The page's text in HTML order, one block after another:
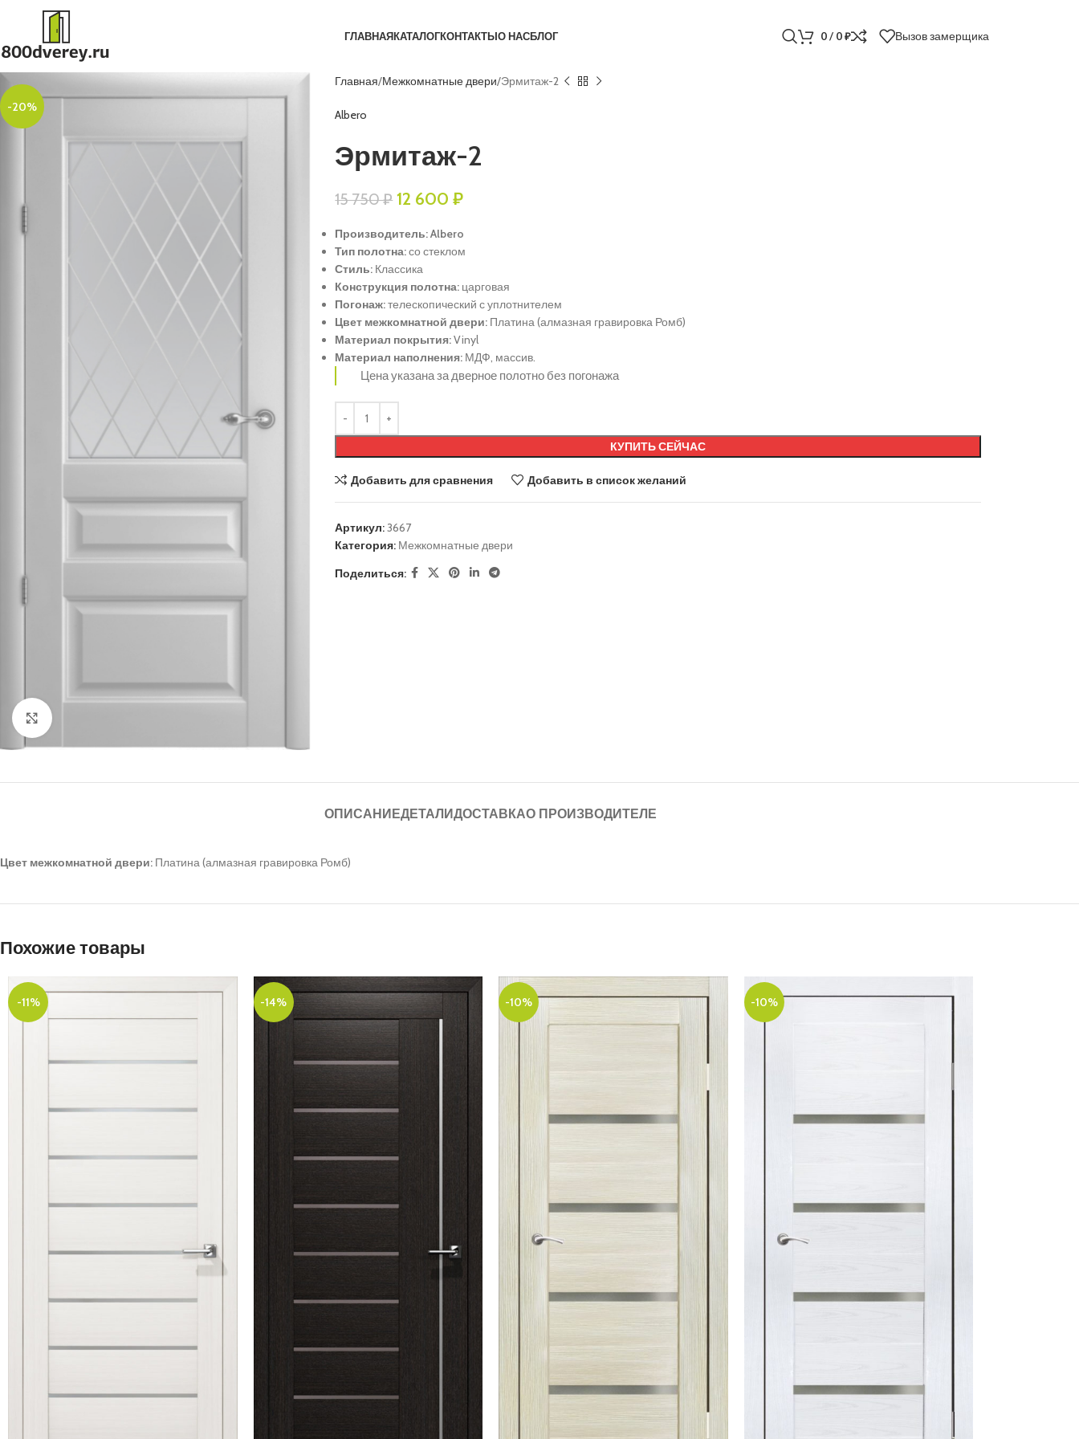
ГЛАВНАЯКАТАЛОГКОНТАКТЫО НАСБЛОГ 0/ 0₽ Вызов замерщика
-20%
Главная Межкомнатные двери Эрмитаж-2
Albero
Эрмитаж-2
15 750₽ 12 600₽
Производитель: Albero
Тип полотна:со стеклом
Стиль: Классика
Конструкция полотна: царговая
Погонаж:телескопический с уплотнителем
Цвет межкомнатной двери: Платина (алмазная гравировка Ромб)
Материал покрытия:Vinyl
Материал наполнения: МДФ, массив.
Цена указана за дверное полотно без погонажа
КУПИТЬ СЕЙЧАС
Добавить для сравнения Добавить в список желаний
Артикул:3667
Категория: Межкомнатные двери
Поделиться:
ОПИСАНИЕДЕТАЛИДОСТАВКАО ПРОИЗВОДИТЕЛЕ
Цвет межкомнатной двери: Платина (алмазная гравировка Ромб)
Похожие товары
-11% -14% -10% -10%